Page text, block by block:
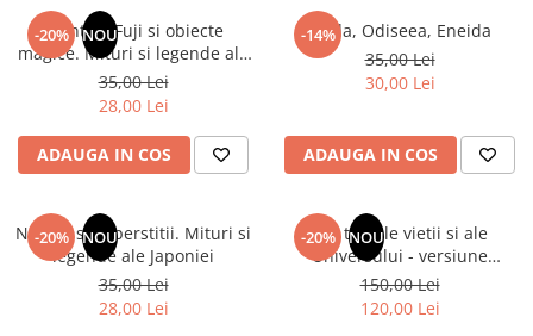
Numerologie
Paranormal
Parapsihologie
Audiobook
Religie
Crestinism
ScienceConnection
-20% NOU
Muntele Fuji si obiecte
magice. Mituri si legende ale
Japoniei
35,00 Lei
28,00 Lei
ADAUGA IN COS
-14%
Iliada, Odiseea, Eneida
35,00 Lei
30,00 Lei
ADAUGA IN COS
-20% NOU
Natura si superstitii. Mituri si
legende ale Japoniei
35,00 Lei
28,00 Lei
-20% NOU
Din tainele vietii si ale
Universului - versiune
originala din 1939. Volumele I-
III. Cutie de colectie -Scarlat
Demetrescu
150,00 Lei
120,00 Lei